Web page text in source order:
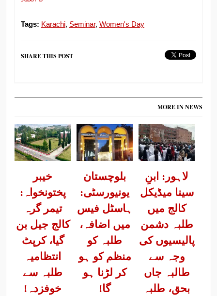
Tags: Karachi, Seminar, Women's Day
SHARE THIS POST
MORE IN NEWS
خیبر
پختونخواہ:
تیمر گرہ
کالج جیل بن
گیا، کرپٹ
انتظامیہ
طلبہ سے
خوفزدہ!
بلوچستان
یونیورسٹی:
ہاسٹل فیس
میں اضافہ،
طلبہ کو
منظم کو ہو
کر لڑنا ہو
گا!
لاہور: ابنِ
سینا میڈیکل
کالج میں
طلبہ دشمن
پالیسیوں کی
وجہ سے
طالبہ جاں
بحق، طلبہ